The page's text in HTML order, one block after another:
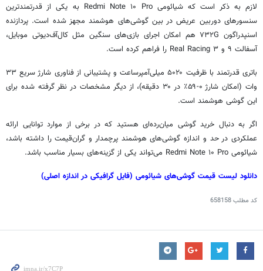
لازم به ذکر است که شیائومی Redmi Note ۱۰ Pro به یکی از قدرتمندترین
سنسورهای دوربین عریض در بین گوشی‌های هوشمند مجهز شده است. پردازنده
اسنپدراگون ۷۳۲G هم امکان اجرای بازی‌های سنگین مثل
کال‌آف‌دیوتی موبایل،
آسفالت ۹ و Real Racing ۳ را فراهم کرده است.
باتری قدرتمند با ظرفیت
میلی‌آمپرساعت و پشتیبانی از فناوری شارژ سریع ۳۳
وات (امکان شارژ ۰-۵۹٪ در ۳۰ دقیقه)، از دیگر مشخصات در نظر گرفته شده برای
این گوشی هوشمند است.
اگر به دنبال خرید گوشی میان‌رده‌ای هستید که در برخی از موارد توانایی ارائه
عملکردی در حد و اندازه گوشی‌های هوشمند پرچمدار و گران‌قیمت را داشته باشد،
شیائومی Redmi Note ۱۰ Pro می‌تواند یکی از گزینه‌های بسیار مناسب باشد.
دانلود لیست قیمت گوشی‌های شیائومی (فایل گرافیکی در اندازه اصلی)
کد مطلب658158